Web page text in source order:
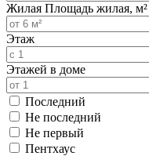
Жилая Площадь жилая, м²
Этаж
Этажей в доме
Последний
Не последний
Не первый
Пентхаус